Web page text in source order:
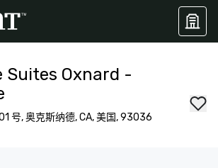
Suites Oxnard -
号, 奥克斯纳德, CA, 美国, 93036